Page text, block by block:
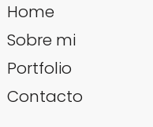
Home
Sobre mi
Portfolio
Contacto